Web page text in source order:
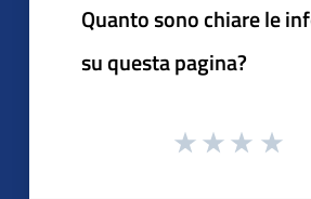
Quanto sono chiare le
su questa pagina?